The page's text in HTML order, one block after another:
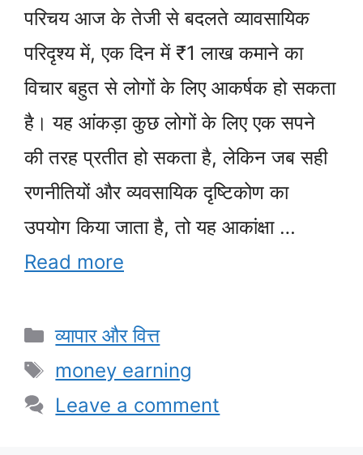
परिचय आज के तेजी से बदलते व्यावसायिक
परिदृश्य में, एक दिन में ₹1 लाख कमाने का
विचार बहुत से लोगों के लिए आकर्षक हो सकता
है। यह आंकड़ा कुछ लोगों के लिए एक सपने
की तरह प्रतीत हो सकता है, लेकिन जब सही
रणनीतियों और व्यवसायिक दृष्टिकोण का
उपयोग किया जाता है, तो यह आकांक्षा …
Read more
Categories
व्यापार और वित्त
Tags
money earning
Leave a comment